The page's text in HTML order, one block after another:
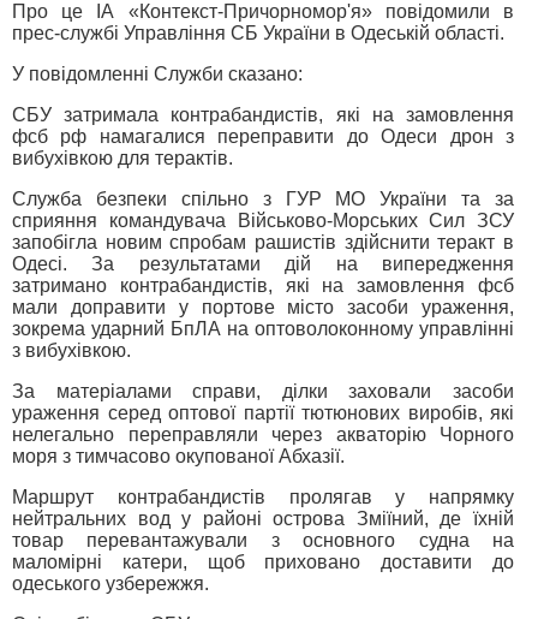
Про це ІА «Контекст-Причорномор'я» повідомили в
прес-службі Управління СБ України в Одеській області.
У повідомленні Служби сказано:
СБУ затримала контрабандистів, які на замовлення
фсб рф намагалися переправити до Одеси дрон з
вибухівкою для терактів.
Служба безпеки спільно з ГУР МО України та за
сприяння командувача Військово-Морських Сил ЗСУ
запобігла новим спробам рашистів здійснити теракт в
Одесі. За результатами дій на випередження
затримано контрабандистів, які на замовлення фсб
мали доправити у портове місто засоби ураження,
зокрема ударний БпЛА на оптоволоконному управлінні
з вибухівкою.
За матеріалами справи, ділки заховали засоби
ураження серед оптової партії тютюнових виробів, які
нелегально переправляли через акваторію Чорного
моря з тимчасово окупованої Абхазії.
Маршрут контрабандистів пролягав у напрямку
нейтральних вод у районі острова Зміїний, де їхній
товар перевантажували з основного судна на
маломірні катери, щоб приховано доставити до
одеського узбережжя.